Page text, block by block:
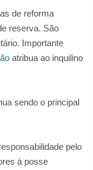
de reforma
reserva. São
Importante
atribua ao inquilino
sendo o principal
pelo
à posse